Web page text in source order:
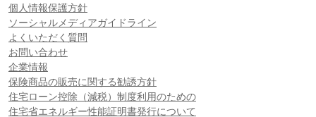
個人情報保護方針
ソーシャルメディアガイドライン
よくいただく質問
お問い合わせ
企業情報
保険商品の販売に関する勧誘方針
住宅ローン控除（減税）制度利用のための
住宅省エネルギー性能証明書発行について